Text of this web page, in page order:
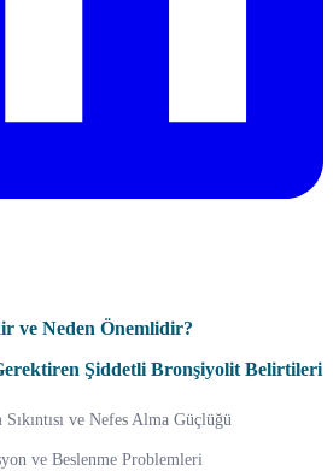
ve Neden Önemlidir?
Şiddetli Bronşiyolit Belirtileri
ve Nefes Alma Güçlüğü
ve Beslenme Problemleri